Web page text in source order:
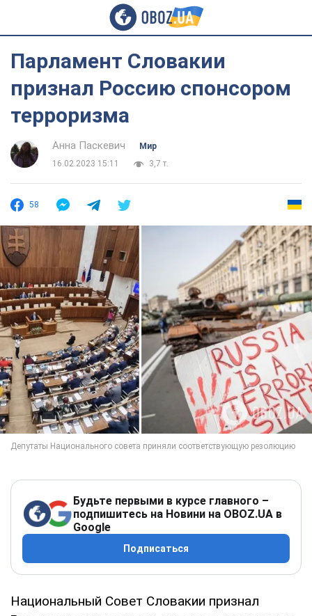
Парламент Словакии
признал Россию спонсором
терроризма
Анна Паскевич
Мир
16.02.2023 15:11
3,7 т.
58
Будьте первыми в курсе главного –
подпишитесь на Новини на OBOZ.UA в
Google
Подписаться
Национальный Совет Словакии признал